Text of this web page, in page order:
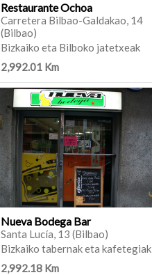
Restaurante Ochoa
Carretera Bilbao-Galdakao, 14
(Bilbao)
Bizkaiko eta Bilboko jatetxeak
2,992.01 Km
Nueva Bodega Bar
Santa Lucía, 13 (Bilbao)
Bizkaiko tabernak eta kafetegiak
2,992.18 Km